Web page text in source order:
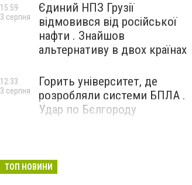
Єдиний НПЗ Грузії
відмовився від російської
нафти . Знайшов
альтернативу в двох країнах
15:59
3 серпня
Горить університет, де
розробляли системи БПЛА .
Удар по Бєлгороду
12:33
3 серпня
ТОП НОВИНИ